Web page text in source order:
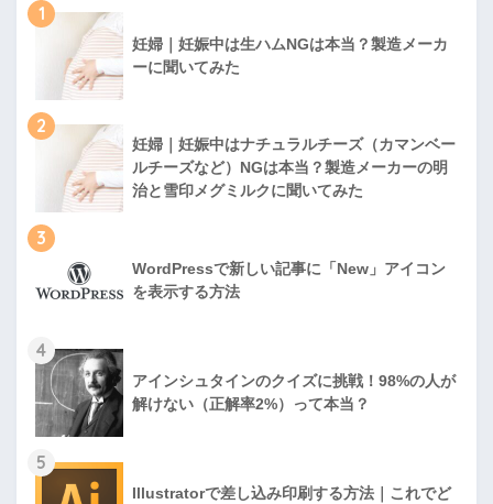
1
妊婦｜妊娠中は生ハムNGは本当？製造メーカ
ーに聞いてみた
2
妊婦｜妊娠中はナチュラルチーズ（カマンベー
ルチーズなど）NGは本当？製造メーカーの明
治と雪印メグミルクに聞いてみた
3
WordPressで新しい記事に「New」アイコン
を表示する方法
4
アインシュタインのクイズに挑戦！98%の人が
解けない（正解率2%）って本当？
5
Illustratorで差し込み印刷する方法｜これでど